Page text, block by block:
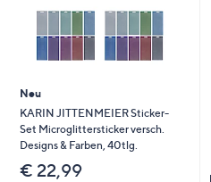
Neu
KARIN JITTENMEIER Sticker-
Set Microglittersticker versch.
Designs & Farben, 40tlg.
€ 22,99